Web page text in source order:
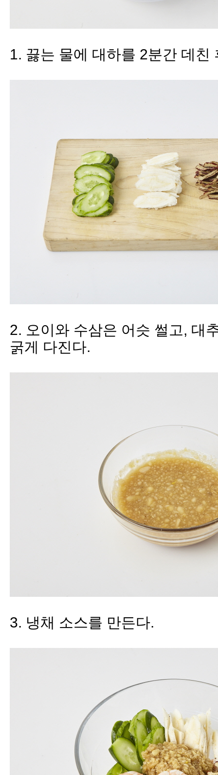
1. 끓는 물에 대하를 2분간 데친
2. 오이와 수삼은 어슷 썰고, 대
굵게 다진다.
3. 냉채 소스를 만든다.